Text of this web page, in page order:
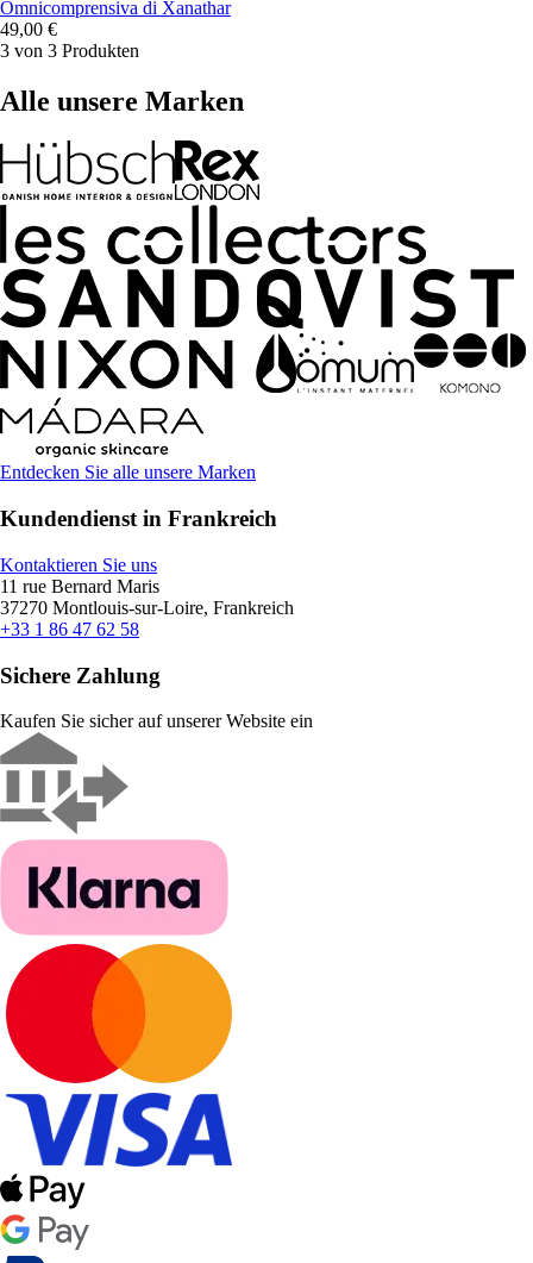
Omnicomprensiva di Xanathar
49,00 €
3 von 3 Produkten
Alle unsere Marken
Entdecken Sie alle unsere Marken
Kundendienst in Frankreich
Kontaktieren Sie uns
11 rue Bernard Maris
37270 Montlouis-sur-Loire, Frankreich
+33 1 86 47 62 58
Sichere Zahlung
Kaufen Sie sicher auf unserer Website ein